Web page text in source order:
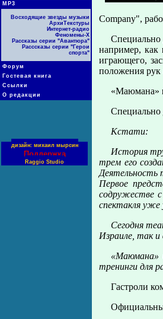
МР3
Восходящие звезды музыки
АрхиТекстуры
Интернет-радио
Феномены-Х
Рассказы серии "Авантюра"
Расссказы серии "Герои
спорта"
Форум
Гостевая книга
Ссылки
О редакции
дизайн: михаил мырсин
Поддержка
Raggio Studio
Company",
Специально
например, как
играющего,
положения рук
«Маюмана»
Специально
Кстати:
История
трем его
Деятельность
Первое
содружестве
спектакля
Сегодня
Израиле, так и
«Маюмана»
тренинги для
Гастроли